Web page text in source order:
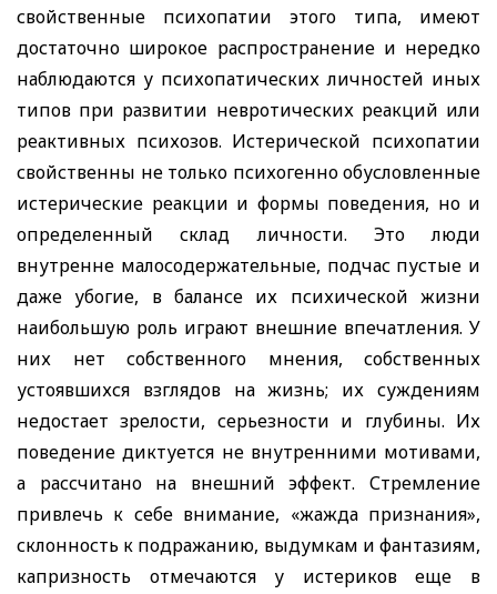
свойственные психопатии этого типа, имеют
достаточно широкое распространение и нередко
наблюдаются у психопатических личностей иных
типов при развитии невротических реакций или
реактивных психозов. Истерической психопатии
свойственны не только психогенно обусловленные
истерические реакции и формы поведения, но и
определенный склад личности. Это люди
внутренне малосодержательные, подчас пустые и
даже убогие, в балансе их психической жизни
наибольшую роль играют внешние впечатления. У
них нет собственного мнения, собственных
устоявшихся взглядов на жизнь; их суждениям
недостает зрелости, серьезности и глубины. Их
поведение диктуется не внутренними мотивами,
а рассчитано на внешний эффект. Стремление
привлечь к себе внимание, «жажда признания»,
склонность к подражанию, выдумкам и фантазиям,
капризность отмечаются у истериков еще в